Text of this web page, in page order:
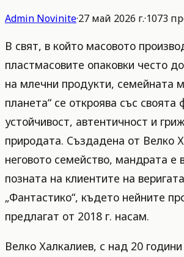
Admin Novinite·27 май 2026 г.·1073
В свят, в който масовото
пластмасовите опаковки често
на млечни продукти, семейната
планета“ се откроява със своята
устойчивост, автентичност и
природата. Създадена от Велко
неговото семейство, мандрата е
позната на клиентите на
„Фантастико“, където нейните
предлагат от 2018 г. насам.
Велко Халкалиев, с над 20